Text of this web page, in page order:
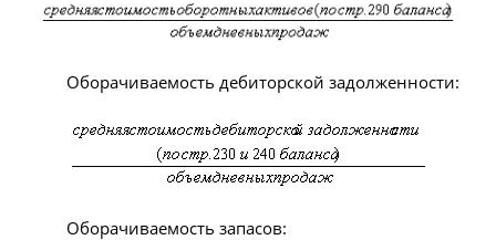
Оборачиваемость дебиторской задолженности:
Оборачиваемость запасов: